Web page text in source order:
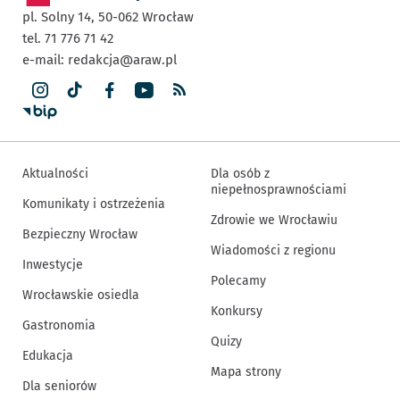
pl. Solny 14, 50-062 Wrocław
tel. 71 776 71 42
e-mail: redakcja@araw.pl
Aktualności
Komunikaty i ostrzeżenia
Bezpieczny Wrocław
Inwestycje
Wrocławskie osiedla
Gastronomia
Edukacja
Dla seniorów
Dla osób z
niepełnosprawnościami
Zdrowie we Wrocławiu
Wiadomości z regionu
Polecamy
Konkursy
Quizy
Mapa strony